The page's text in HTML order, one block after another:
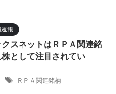
報
スネットはＲＰＡ関連銘
として注目されてい
ＲＰＡ関連銘柄